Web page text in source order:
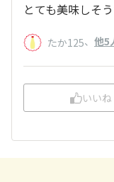
とても美味しそ
たか125、 他5
いいね